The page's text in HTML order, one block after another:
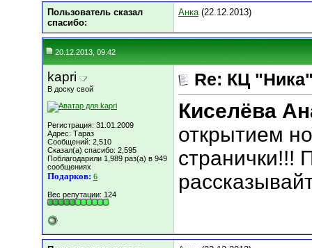
Пользователь сказал
cпасибо:
Анка(22.12.2013)
20.12.2013, 09:42
kapri
В доску свой
Регистрация: 31.01.2009
Адрес: Тараз
Сообщений: 2,510
Сказал(а) спасибо: 2,595
Поблагодарили 1,989 раз(а) в 949
сообщениях
Подарков: 6
Вес репутации: 124
Re: КЦ
Киселёва
открытием
странички!!!